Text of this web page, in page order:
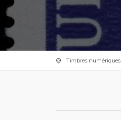
Timbres numériques